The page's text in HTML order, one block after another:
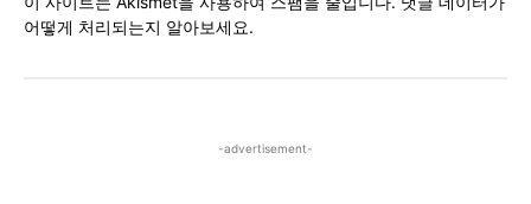
어떻게 처리되는지 알아보세요.
-advertisement-